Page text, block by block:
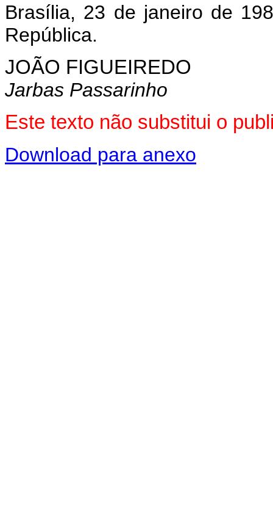
Brasília, 23 de janeiro de
República.
JOÃO FIGUEIREDO
Jarbas Passarinho
Este texto não substitui o
Download para anexo